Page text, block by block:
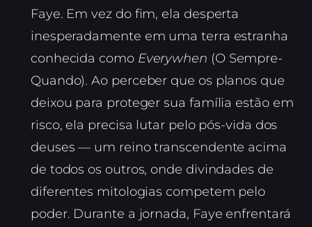
Faye. Em vez do fim, ela desperta
inesperadamente em uma terra estranha
conhecida como Everywhen (O Sempre-
Quando). Ao perceber que os planos que
deixou para proteger sua família estão em
risco, ela precisa lutar pelo pós-vida dos
deuses — um reino transcendente acima
de todos os outros, onde divindades de
diferentes mitologias competem pelo
poder. Durante a jornada, Faye enfrentará